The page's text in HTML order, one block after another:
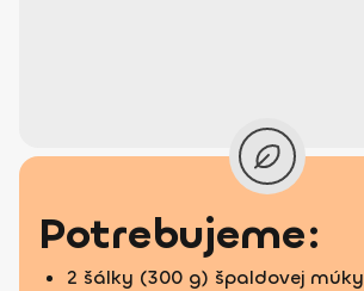
Potrebujeme:
2 šálky (300 g) špaldovej múky